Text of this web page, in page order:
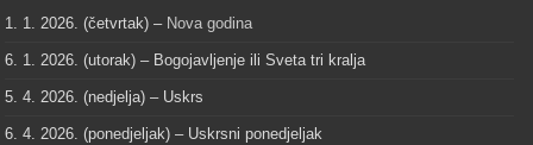
1. 1. 2026. (četvrtak) – Nova godina
6. 1. 2026. (utorak) – Bogojavljenje ili Sveta tri kralja
5. 4. 2026. (nedjelja) – Uskrs
6. 4. 2026. (ponedjeljak) – Uskrsni ponedjeljak